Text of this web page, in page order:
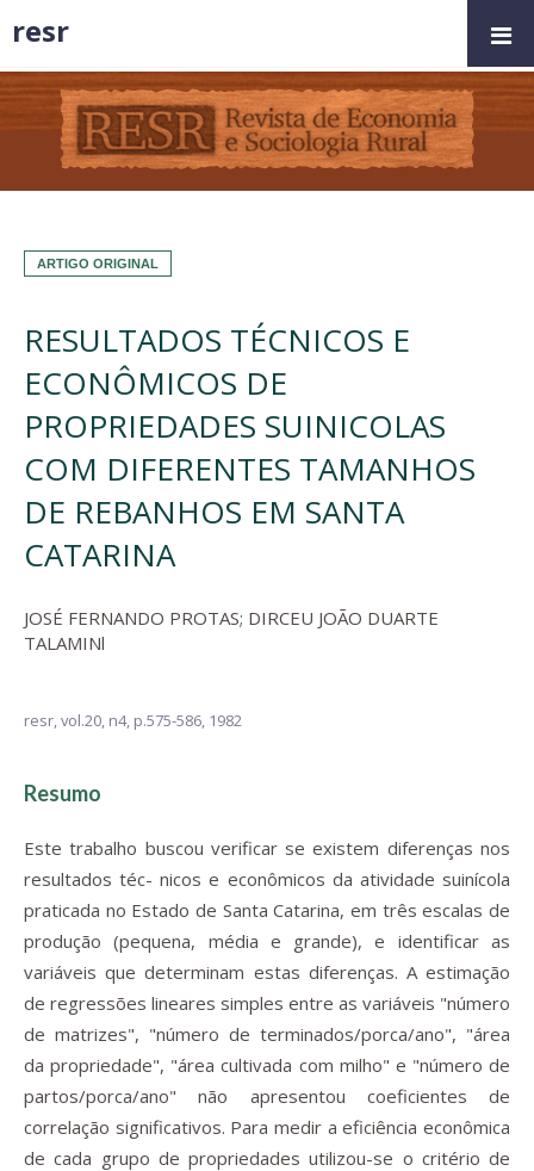
ARTIGO ORIGINAL
RESULTADOS TÉCNICOS E
ECONÔMICOS DE
PROPRIEDADES SUINICOLAS
COM DIFERENTES TAMANHOS
DE REBANHOS EM SANTA
CATARINA
JOSÉ FERNANDO PROTAS; DIRCEU JOÃO DUARTE
TALAMINl
resr,vol.20, n4, p.575-586, 1982
Resumo
Este trabalho buscou verificar se existem diferenças nos
resultados téc- nicos e econômicos da atividade suinícola
praticada no Estado de Santa Catarina, em três escalas de
produção (pequena, média e grande), e identificar as
variáveis que determinam estas diferenças. A estimação
de regressões lineares simples entre as variáveis "número
de matrizes", "número de terminados/porca/ano", "área
da propriedade", "área cultivada com milho" e "número de
partos/porca/ano" não apresentou coeficientes de
correlação significativos. Para medir a eficiência econômica
de cada grupo de propriedades utilizou-se o critério de
resr